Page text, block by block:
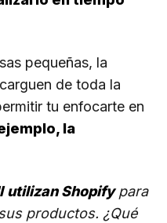
pequeñas, la
de toda la
tu enfocarte en
la
utilizan Shopifypara
productos. ¿Qué